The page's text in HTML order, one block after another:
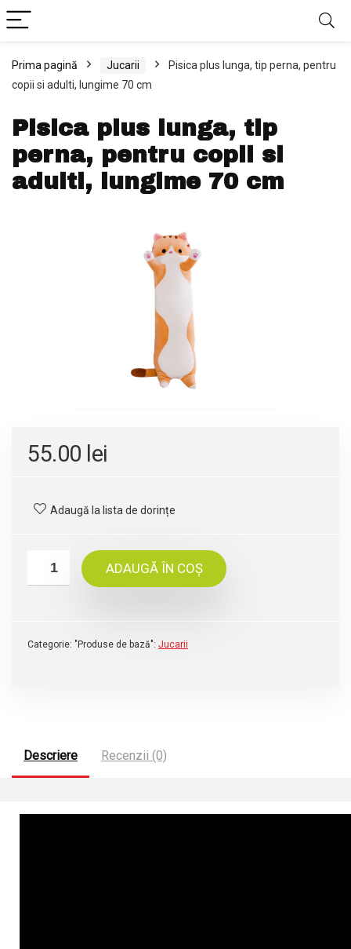
Prima pagină Jucarii
Pisica plus lunga, tip perna, pentru
copii si adulti, lungime 70 cm
Pisica plus lunga, tip
perna, pentru copii si
adulti, lungime 70 cm
55.00 lei
Adaugă la lista de dorințe
ADAUGĂ ÎN COȘ
Categorie: "Produse de bază": Jucarii
Descriere Recenzii (0)